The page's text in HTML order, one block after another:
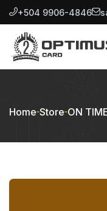
+504 9906-4846
Home Store ON